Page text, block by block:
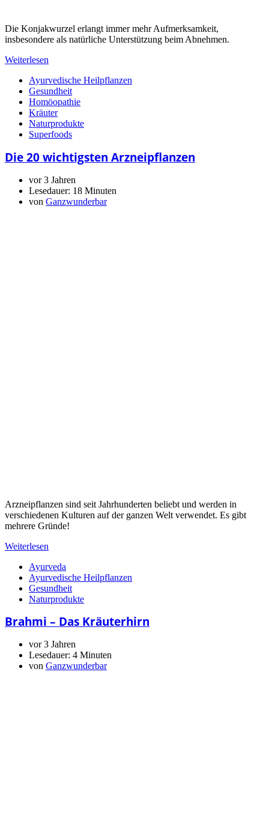
Die Konjakwurzel erlangt immer mehr Aufmerksamkeit,
insbesondere als natürliche Unterstützung beim Abnehmen.
Weiterlesen
Ayurvedische Heilpflanzen
Gesundheit
Homöopathie
Kräuter
Naturprodukte
Superfoods
Die 20 wichtigsten Arzneipflanzen
vor 3 Jahren
Lesedauer: 18 Minuten
von Ganzwunderbar
Arzneipflanzen sind seit Jahrhunderten beliebt und werden in
verschiedenen Kulturen auf der ganzen Welt verwendet. Es gibt
mehrere Gründe!
Weiterlesen
Ayurveda
Ayurvedische Heilpflanzen
Gesundheit
Naturprodukte
Brahmi – Das Kräuterhirn
vor 3 Jahren
Lesedauer: 4 Minuten
von Ganzwunderbar